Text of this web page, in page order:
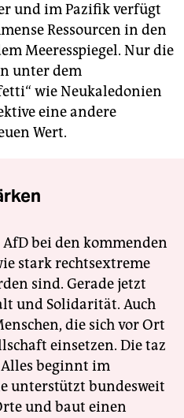
und im Pazifik verfügt
Ressourcen in den
Meeresspiegel. Nur die
unter dem
wie Neukaledonien
eine andere
Wert.
bei den kommenden
stark rechtsextreme
sind. Gerade jetzt
und Solidarität. Auch
die sich vor Ort
einsetzen. Die taz
beginnt im
unterstützt bundesweit
und baut einen